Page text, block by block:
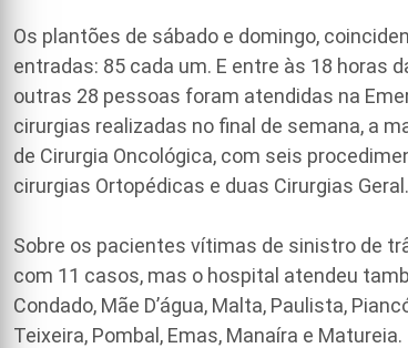
Os plantões de sábado e domingo,
entradas: 85 cada um. E entre às 18 horas
outras 28 pessoas foram atendidas na
cirurgias realizadas no final de semana, a
de Cirurgia Oncológica, com seis
cirurgias Ortopédicas e duas Cirurgias Geral.
Sobre os pacientes vítimas de sinistro de
com 11 casos, mas o hospital atendeu
Condado, Mãe D’água, Malta, Paulista,
Teixeira, Pombal, Emas, Manaíra e Matureia.